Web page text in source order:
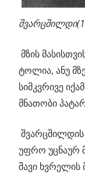
მზის
ტოლია, ანუ
სიმკვრივე
მნათობი
უფრო უცნაურ
შავი